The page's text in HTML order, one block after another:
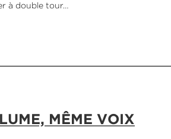
à double tour…
MÊME VOIX